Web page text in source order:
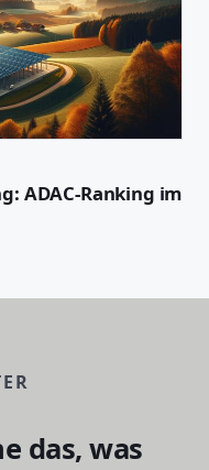
ADAC-Ranking im
das, was